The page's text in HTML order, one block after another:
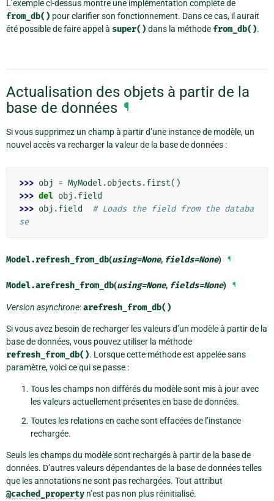
L’exemple ci-dessus montre une implémentation complète de
from_db() pour clarifier son fonctionnement. Dans ce cas, il aurait
été possible de faire appel à super() dans la méthode from_db().
Actualisation des objets à partir de la
base de données ¶
Si vous supprimez un champ à partir d’une instance de modèle, un
nouvel accès va recharger la valeur de la base de données :
>>> obj = MyModel .objects .first()
>>> del obj .field
>>> obj .field
# Loads the field from the databa
se
Model.refresh_from_db(using=None, fields=None) ¶
Model.arefresh_from_db(using=None, fields=None) ¶
Version asynchrone:arefresh_from_db()
Si vous avez besoin de recharger les valeurs d’un modèle à partir de la
base de données, vous pouvez utiliser la méthode
refresh_from_db(). Lorsque cette méthode est appelée sans
paramètre, voici ce qui se passe :
Tous les champs non différés du modèle sont mis à jour avec
les valeurs actuellement présentes en base de données.
Toutes les relations en cache sont effacées de l’instance
rechargée.
Seuls les champs du modèle sont rechargés à partir de la base de
données. D’autres valeurs dépendantes de la base de données telles
que les annotations ne sont pas rechargées. Tout attribut
@cached_property n’est pas non plus réinitialisé.